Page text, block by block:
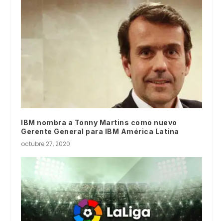
IBM nombra a Tonny Martins como nuevo
Gerente General para IBM América Latina
octubre 27, 2020